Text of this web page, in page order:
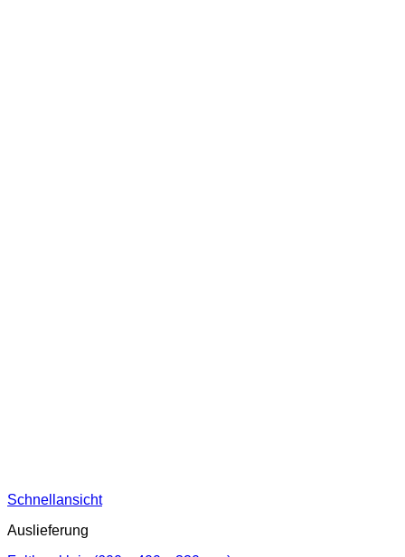
Schnellansicht
Auslieferung